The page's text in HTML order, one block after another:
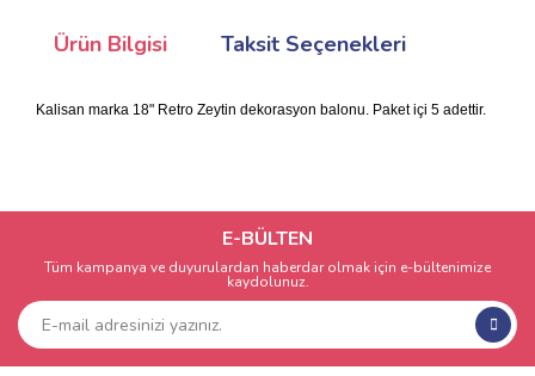
Ürün Bilgisi Taksit Seçenekleri
Kalisan marka 18" Retro Zeytin dekorasyon balonu. Paket içi 5 adettir.
E-BÜLTEN
Tüm kampanya ve duyurulardan haberdar olmak için e-bültenimize
kaydolunuz.